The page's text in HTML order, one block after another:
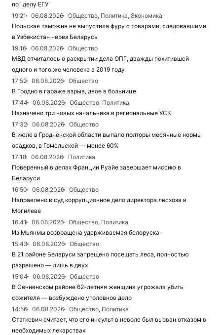
по "делу ЕГУ"
19:21
06.08.2026
Общество, Политика, Экономика
Польская таможня не выпустила фуру с товарами, следовавшими
в Узбекистан через Беларусь
19:16
06.08.2026
Общество
МВД отчиталось о раскрытии дела ОПГ, дважды похитившей
одного и того же человека в 2019 году
17:52
06.08.2026
Общество
В Гродно в гараже взрыв, двое в больнице
17:44
06.08.2026
Общество, Политика
Назначено три новых начальника в региональные УСК
17:32
06.08.2026
Общество
В июле в Гродненской области выпало полторы месячные нормы
осадков, в Гомельской — менее 60%
17:18
06.08.2026
Политика
Поверенный в делах Франции Руайе завершает миссию в
Беларуси
16:50
06.08.2026
Общество
Направлено в суд коррупционное дело директора лесхоза в
Могилеве
16:41
06.08.2026
Общество, Политика
Из Мьянмы возвращена удерживаемая белоруска
15:43
06.08.2026
Общество
В 21 районе Беларуси запрещено посещать леса, полностью
разрешено — лишь в двух
15:04
06.08.2026
Общество
В Сенненском районе 62-летняя женщина угрожала убить
сожителя — возбуждено уголовное дело
14:56
06.08.2026
Общество, Политика
Статкевич считает, что его инсульт в неволе был вызван отказом в
необходимых лекарствах